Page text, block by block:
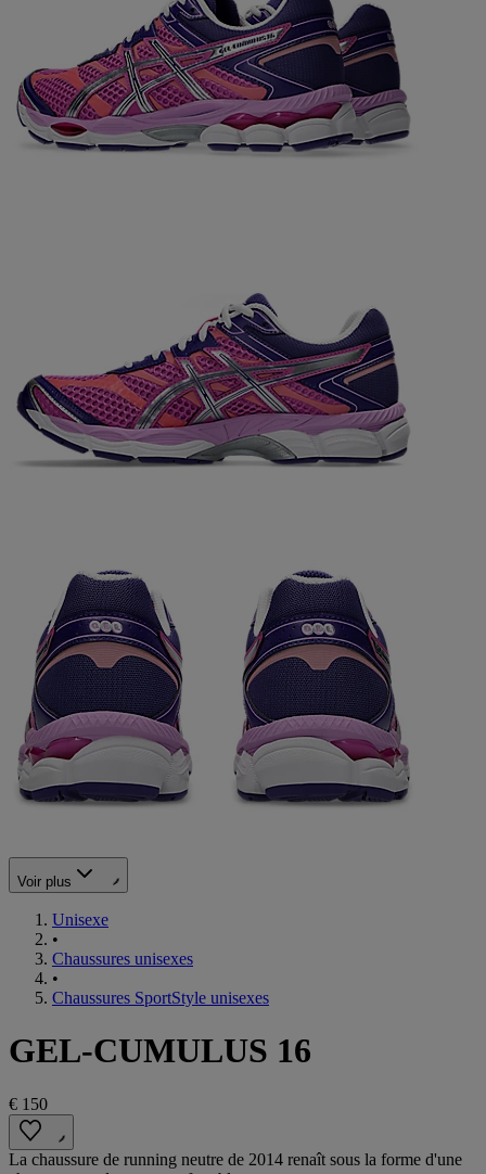
Voir plus
Unisexe
•
Chaussures unisexes
•
Chaussures SportStyle unisexes
GEL-CUMULUS 16
€ 150
La chaussure de running neutre de 2014 renaît sous la forme d'une